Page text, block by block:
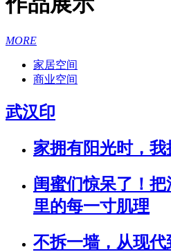
MORE
家居空间
商业空间
武汉印
家拥有阳光时，
闺蜜们惊呆了！
里的每一寸肌理
不拆一墙，从现